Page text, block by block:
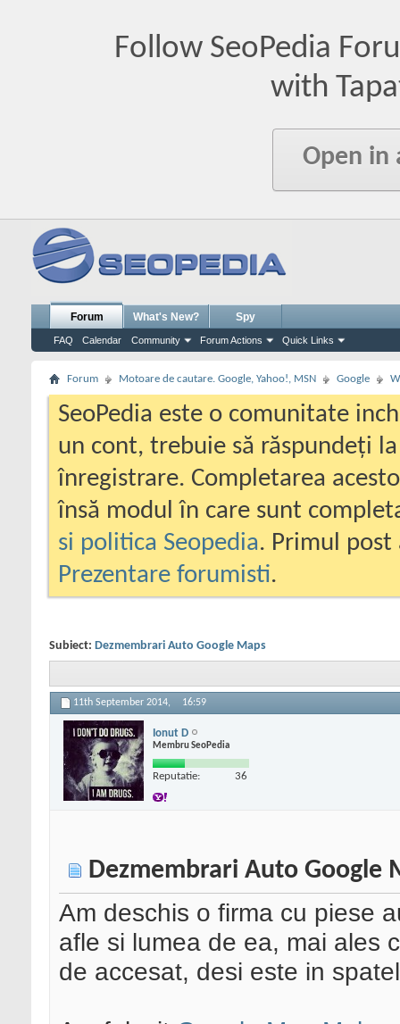
Follow SeoPedia
with
Open in
Forum
FAQ Calendar Community Forum Actions Quick Links
What's New? Spy
Forum Motoare de cautare. Google, Yahoo!, MSN Google
SeoPedia este o comunitate
un cont, trebuie să răspundeți
înregistrare. Completarea
însă modul în care sunt
si politica Seopedia. Primul
Prezentare forumisti.
Subiect: Dezmembrari Auto Google Maps
11th September 2014, 16:59
Ionut D
Membru SeoPedia
Reputatie: 36
Dezmembrari Auto Google
Am deschis o firma cu piese
afle si lumea de ea, mai ales
de accesat, desi este in